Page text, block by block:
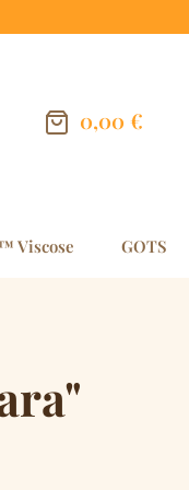
0,00 €
Warenkorb
Viscose GOTS